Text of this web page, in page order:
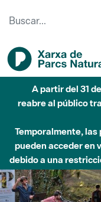
Hasta
Afectaciones en el
a obras de